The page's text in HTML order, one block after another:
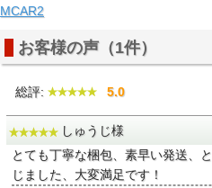
MCAR2
お客様の声（1件）
総評: 5.0
しゅうじ様
とても丁寧な梱包、素早い発送、
じました、大変満足です！